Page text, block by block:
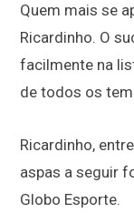
Quem mais se
Ricardinho. O
facilmente na
de todos os
Ricardinho,
aspas a seguir
Globo Esporte.